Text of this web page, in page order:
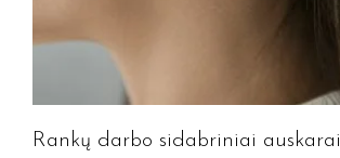
Rankų darbo sidabriniai auskarai